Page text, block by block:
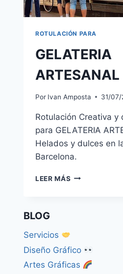
ROTULACIÓN PARA
GELATERIA
ARTESANAL
Por Ivan Amposta 31/
Rotulación Creativa y
para GELATERIA
Helados y dulces en
Barcelona.
LEER MÁS GELATERIA
BLOG
Servicios
Diseño Gráfico
Artes Gráficas